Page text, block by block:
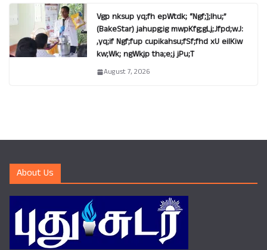
Vgp nksup yq;fh epWtdk; “Ngf;];lhu;”
(BakeStar) jahupg;ig mwpKfg;gLj;Jfpd;wJ:
,yq;if Ngf;fup cupikahsu;fSf;fhd xU eilKiw
kw;Wk; ngWkjp tha;e;j jPu;T
August 7, 2026
About Us